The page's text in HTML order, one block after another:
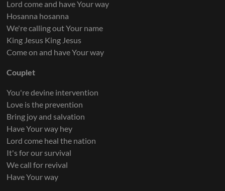
Lord come and have Your way
Hosanna hosanna
We're calling out Your name
King Jesus King Jesus
Come on and have Your way
Couplet
You're devine intervention
Love is the prevention
Bring joy and salvation
Have Your way hey
Lord come heal the nation
It's for our survival
We call for revival
Have Your way